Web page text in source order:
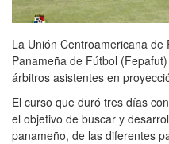
La Unión Centroamericana
Panameña de Fútbol
árbitros asistentes en
El curso que duró tres días
el objetivo de buscar y
panameño, de las diferentes